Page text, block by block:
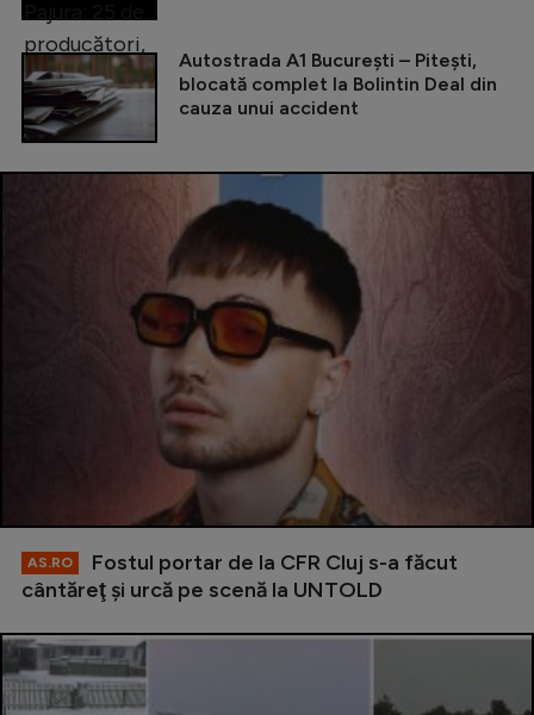
Autostrada A1 București – Pitești,
blocată complet la Bolintin Deal din
cauza unui accident
AS.RO
Fostul portar de la CFR Cluj s-a făcut
cântăreţ şi urcă pe scenă la UNTOLD